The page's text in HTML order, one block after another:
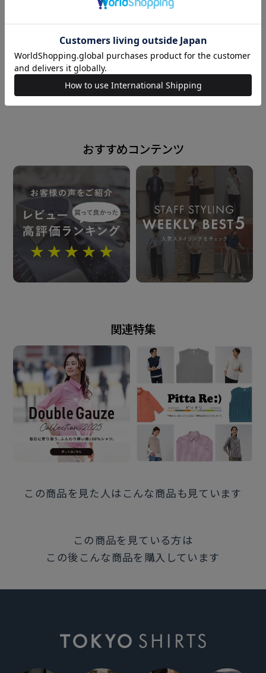
素材
綿100% イージーケア UVカット加工
注意点
※素材感を重視し、柔らかい風合いの 生地を使用して
いる為、強い負荷で 滑脱・目寄れする可能性がありま
す。
着脱やお洗濯の際はご注意ください。
※２枚重ねガーゼ生地の特性上、上下の 生地のズレを
※こちらは素材の風合いを重視し、 イージーケア仕様
となっております。
発売日
2025年3月25日
L
162cm S
153cm
powered by
おすすめコンテンツ
関連特集
この商品を見た人はこんな商品も見ています
この商品を見ている方は
この後こんな商品を購入しています